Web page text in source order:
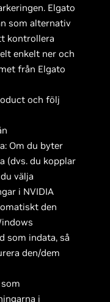
Elgato
som alternativ
kontrollera
enkelt ner och
från Elgato
och följ
Om du byter
(dvs. du kopplar
välja
i NVIDIA
den
som indata, så
den/dem
i